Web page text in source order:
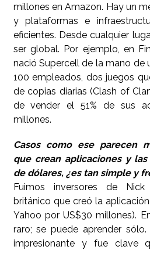
millones en Amazon. Hay un
y plataformas e
eficientes. Desde cualquier
ser global. Por ejemplo, en
nació Supercell de la mano de
100 empleados, dos juegos
de copias diarias (Clash of
de vender el 51% de sus
millones.
Casos como ese parecen
que crean aplicaciones y
de dólares, ¿es tan simple y
Fuimos inversores de Nick
británico que creó la
Yahoo por US$30 millones).
raro; se puede aprender
impresionante y fue clave